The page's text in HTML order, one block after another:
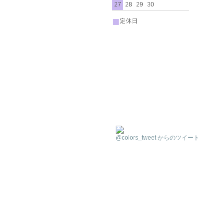
27
28 29 30
■ 定休日
@colors_tweet からのツイート